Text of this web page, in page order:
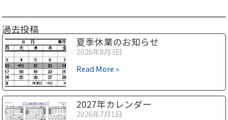
過去投稿
夏季休業のお知らせ
2026年8月3日
Read More »
2027年カレンダー
2026年7月1日